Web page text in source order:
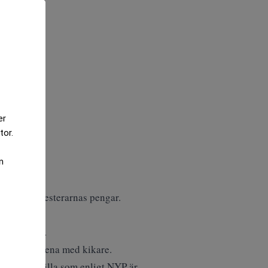
av investerarnas pengar.
den ena med kikare.